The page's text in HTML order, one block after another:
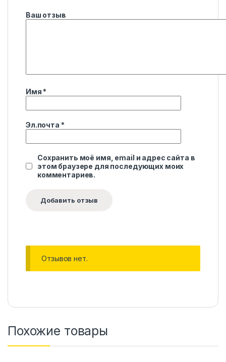
Ваш отзыв
Имя *
Эл.почта *
Сохранить моё имя, email и адрес сайта в
этом браузере для последующих моих
комментариев.
Отзывов нет.
Похожие товары